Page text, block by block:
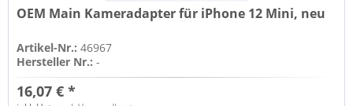
OEM Main Kameradapter für iPhone 12 Mini, neu
Artikel-Nr.:46967
Hersteller Nr.:-
16,07 € *